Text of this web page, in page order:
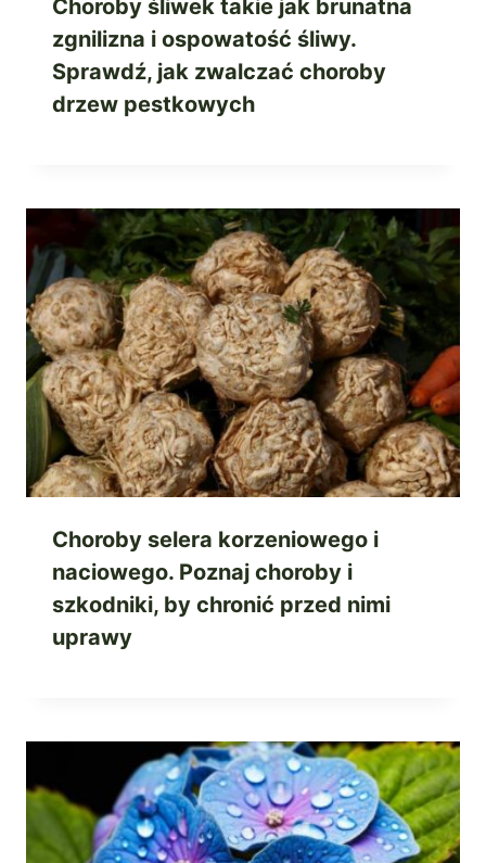
Choroby śliwek takie jak brunatna
zgnilizna i ospowatość śliwy.
Sprawdź, jak zwalczać choroby
drzew pestkowych
Choroby selera korzeniowego i
naciowego. Poznaj choroby i
szkodniki, by chronić przed nimi
uprawy